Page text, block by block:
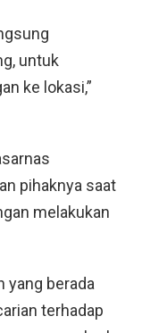
untuk
ke lokasi,”
pihaknya saat
melakukan
yang berada
terhadap